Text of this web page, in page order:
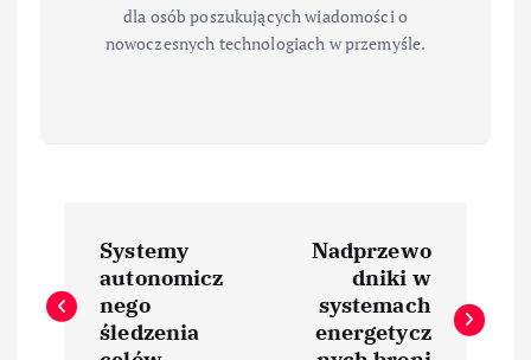
dla osób poszukujących wiadomości o
nowoczesnych technologiach w przemyśle.
a
Systemy
autonomicz
nego
śledzenia
Nadprzewo
dniki w
systemach
energetycz